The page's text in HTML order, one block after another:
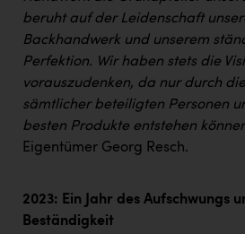
Maximarkt
Oldtimer Raststationen und
Österreichischer
Orlen
Passage Linz
PEZ
PÜSPÖK
beruht auf der Leidenschaft
Backhandwerk und unserem
Perfektion. Wir haben stets die
vorauszudenken, da nur durch
sämtlicher beteiligten Personen
besten Produkte entstehen
Eigentümer Georg Resch.
2023: Ein Jahr des Aufschwungs
Beständigkeit